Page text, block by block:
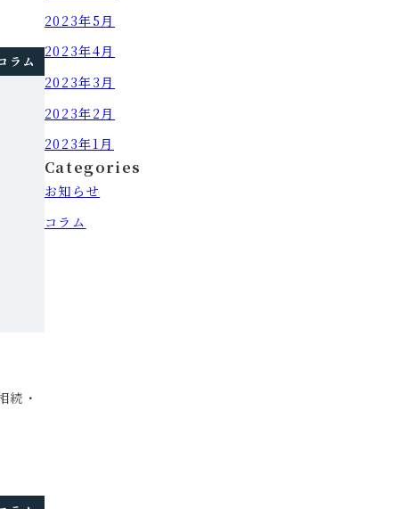
ラム
続・
2023年5月
2023年4月
2023年3月
2023年2月
2023年1月
Categories
お知らせ
コラム